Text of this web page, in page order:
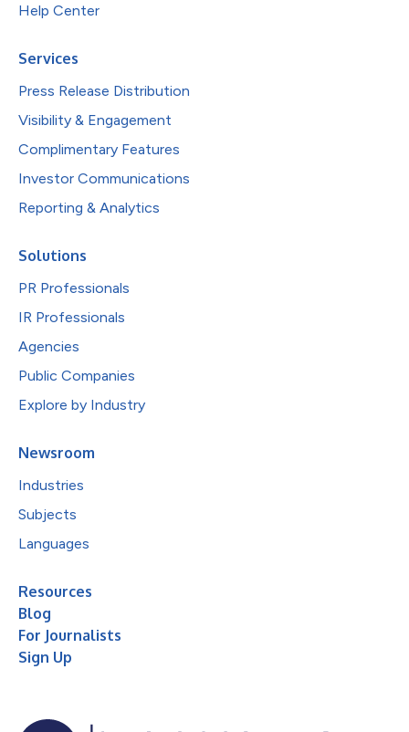
Help Center
Services
Press Release Distribution
Visibility & Engagement
Complimentary Features
Investor Communications
Reporting & Analytics
Solutions
PR Professionals
IR Professionals
Agencies
Public Companies
Explore by Industry
Newsroom
Industries
Subjects
Languages
Resources
Blog
For Journalists
Sign Up